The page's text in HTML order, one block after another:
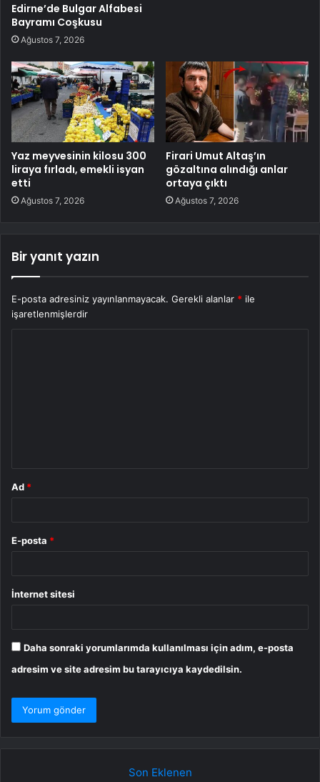
Edirne’de Bulgar Alfabesi
Bayramı Coşkusu
Ağustos 7, 2026
Yaz meyvesinin kilosu 300
liraya fırladı, emekli isyan
etti
Ağustos 7, 2026
Firari Umut Altaş’ın
gözaltına alındığı anlar
ortaya çıktı
Ağustos 7, 2026
Bir yanıt yazın
E-posta adresiniz yayınlanmayacak. Gerekli alanlar * ile
işaretlenmişlerdir
Ad *
E-posta *
İnternet sitesi
Daha sonraki yorumlarımda kullanılması için adım, e-posta
adresim ve site adresim bu tarayıcıya kaydedilsin.
Son Eklenen